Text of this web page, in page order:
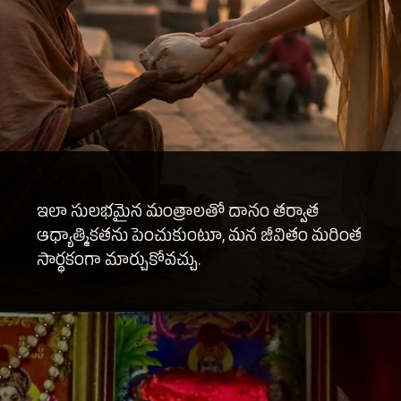
ఇలా సులభమైన మంత్రాలతో దానం తర్వాత
ఆధ్యాత్మికతను పెంచుకుంటూ, మన జీవితం మరింత
సార్థకంగా మార్చుకోవచ్చు.